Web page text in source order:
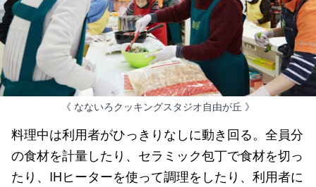
《 なないろクッキングスタジオ自由が丘 》
料理中は利用者がひっきりなしに動き回る。全員分
の食材を計量したり、セラミック包丁で食材を切っ
たり、IHヒーターを使って調理をしたり、利用者に